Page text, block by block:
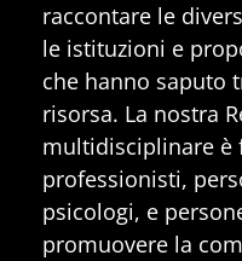
raccontare le
le istituzioni e
che hanno saputo
risorsa. La nostra
multidisciplinare è
professionisti,
psicologi, e
promuovere la